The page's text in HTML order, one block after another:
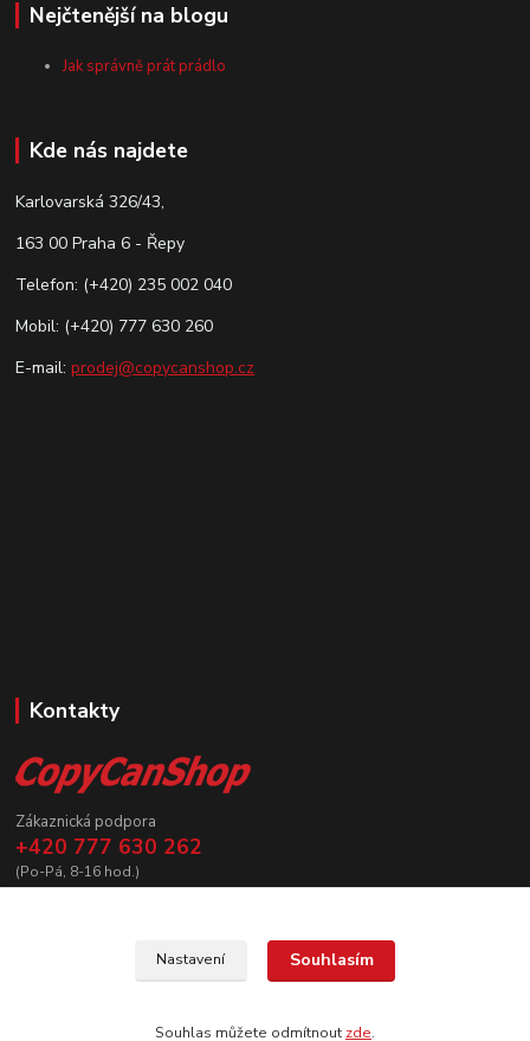
Nejčtenější na blogu
Jak správně prát prádlo
Kde nás najdete
Karlovarská 326/43,
163 00 Praha 6 - Řepy
Telefon: (+420) 235 002 040
Mobil: (+420) 777 630 260
E-mail: prodej@copycanshop.cz
Kontakty
Zákaznická podpora
+420 777 630 262
(Po-Pá, 8-16 hod.)
Nastavení Souhlasím
Souhlas můžete odmítnout zde.